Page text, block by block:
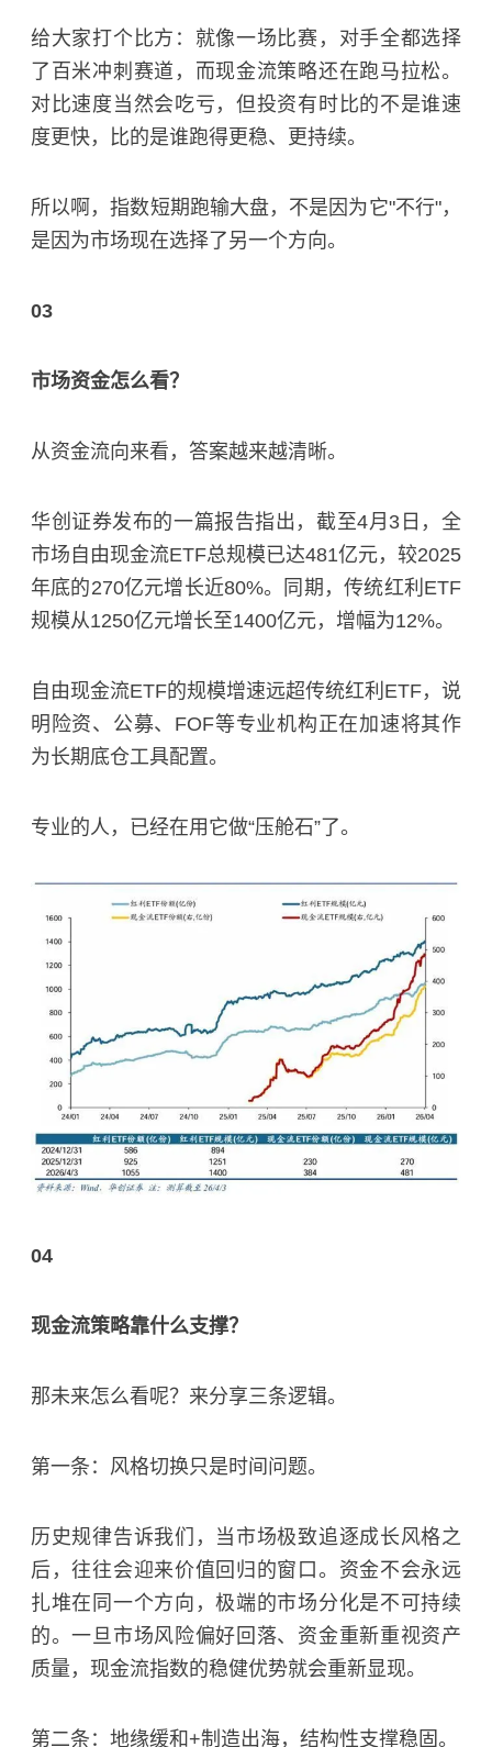
给大家打个比方：就像一场比赛，对手全都选择
了百米冲刺赛道，而现金流策略还在跑马拉松。
对比速度当然会吃亏，但投资有时比的不是谁速
度更快，比的是谁跑得更稳、更持续。
所以啊，指数短期跑输大盘，不是因为它"不行"，
是因为市场现在选择了另一个方向。
03
市场资金怎么看？
从资金流向来看，答案越来越清晰。
华创证券发布的一篇报告指出，截至4月3日，全
市场自由现金流ETF总规模已达481亿元，较2025
年底的270亿元增长近80%。同期，传统红利ETF
规模从1250亿元增长至1400亿元，增幅为12%。
自由现金流ETF的规模增速远超传统红利ETF，说
明险资、公募、FOF等专业机构正在加速将其作
为长期底仓工具配置。
专业的人，已经在用它做“压舱石”了。
04
现金流策略靠什么支撑？
那未来怎么看呢？来分享三条逻辑。
第一条：风格切换只是时间问题。
历史规律告诉我们，当市场极致追逐成长风格之
后，往往会迎来价值回归的窗口。资金不会永远
扎堆在同一个方向，极端的市场分化是不可持续
的。一旦市场风险偏好回落、资金重新重视资产
质量，现金流指数的稳健优势就会重新显现。
第二条：地缘缓和+制造出海，结构性支撑稳固。